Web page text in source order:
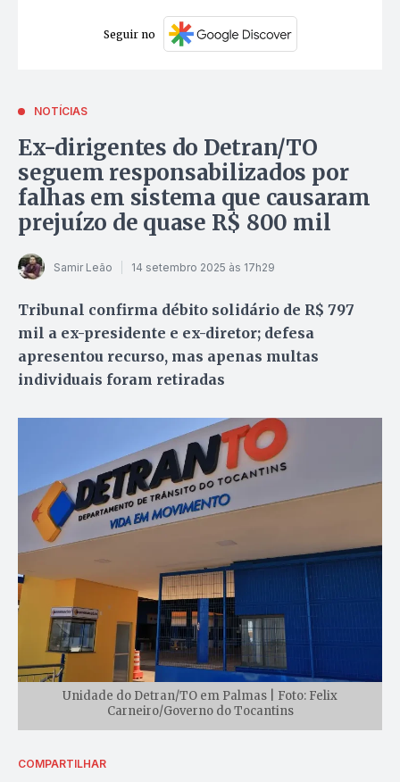
Seguir no
NOTÍCIAS
Ex-dirigentes do Detran/TO
seguem responsabilizados por
falhas em sistema que causaram
prejuízo de quase R$ 800 mil
Samir Leão 14 setembro 2025 às 17h29
Tribunal confirma débito solidário de R$ 797
mil a ex-presidente e ex-diretor; defesa
apresentou recurso, mas apenas multas
individuais foram retiradas
Unidade do Detran/TO em Palmas | Foto: Felix
Carneiro/Governo do Tocantins
COMPARTILHAR